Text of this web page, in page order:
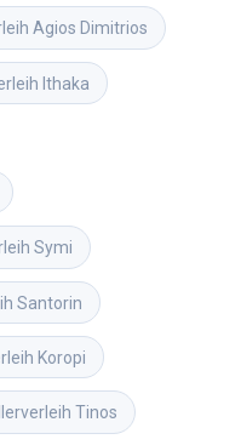
Agios Dimitrios
Ithaka
Symi
Santorin
Koropi
Tinos